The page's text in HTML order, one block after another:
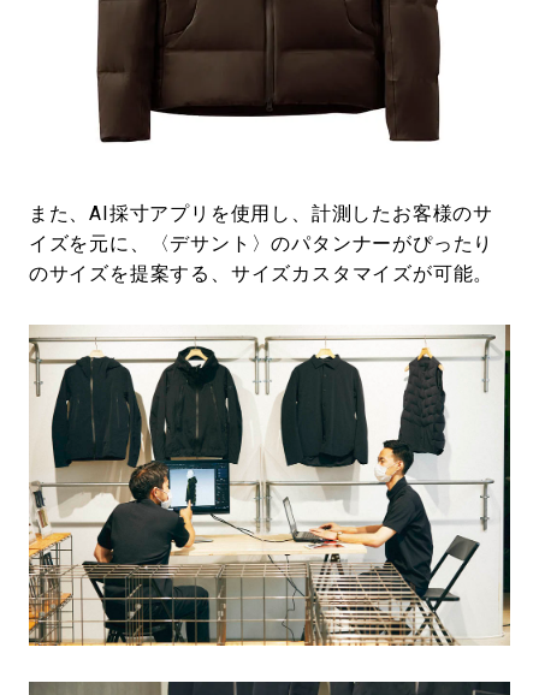
また、AI採寸アプリを使用し、計測したお客様のサ
イズを元に、〈デサント〉のパタンナーがぴったり
のサイズを提案する、サイズカスタマイズが可能。